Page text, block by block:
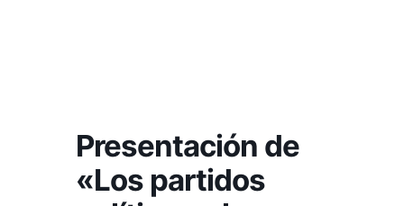
Presentación de
«Los partidos